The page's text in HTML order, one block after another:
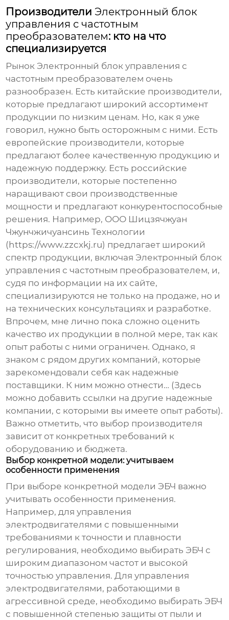
Производители Электронный блок
управления с частотным
преобразователем: кто на что
специализируется
Рынок Электронный блок управления с
частотным преобразователем очень
разнообразен. Есть китайские производители,
которые предлагают широкий ассортимент
продукции по низким ценам. Но, как я уже
говорил, нужно быть осторожным с ними. Есть
европейские производители, которые
предлагают более качественную продукцию и
надежную поддержку. Есть российские
производители, которые постепенно
наращивают свои производственные
мощности и предлагают конкурентоспособные
решения. Например, ООО Шицзячжуан
Чжунчжичуансинь Технологии
(https://www.zzcxkj.ru) предлагает широкий
спектр продукции, включая Электронный блок
управления с частотным преобразователем, и,
судя по информации на их сайте,
специализируются не только на продаже, но и
на технических консультациях и разработке.
Впрочем, мне лично пока сложно оценить
качество их продукции в полной мере, так как
опыт работы с ними ограничен. Однако, я
знаком с рядом других компаний, которые
зарекомендовали себя как надежные
поставщики. К ним можно отнести… (Здесь
можно добавить ссылки на другие надежные
компании, с которыми вы имеете опыт работы).
Важно отметить, что выбор производителя
зависит от конкретных требований к
оборудованию и бюджета.
Выбор конкретной модели: учитываем
особенности применения
При выборе конкретной модели ЭБЧ важно
учитывать особенности применения.
Например, для управления
электродвигателями с повышенными
требованиями к точности и плавности
регулирования, необходимо выбирать ЭБЧ с
широким диапазоном частот и высокой
точностью управления. Для управления
электродвигателями, работающими в
агрессивной среде, необходимо выбирать ЭБЧ
с повышенной степенью защиты от пыли и